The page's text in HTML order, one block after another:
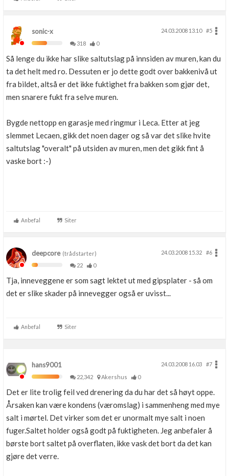
sonic-x 24.03.2008 13.10
#5
318
0
Så lenge du ikke har slike saltutslag på innsiden av muren, kan du
ta det helt med ro. Dessuten er jo dette godt over bakkenivå ut
fra bildet, altså er det ikke fuktighet fra bakken som gjør det,
men snarere fukt fra selve muren.
Bygde nettopp en garasje med ringmur i Leca. Etter at jeg
slemmet Lecaen, gikk det noen dager og så var det slike hvite
saltutslag "overalt" på utsiden av muren, men det gikk fint å
vaske bort :-)
Anbefal Siter
deepcore(trådstarter) 24.03.2008 15.32
#6
22
0
Tja, inneveggene er som sagt lektet ut med gipsplater - så om
det er slike skader på innevegger også er uvisst...
Anbefal Siter
hans9001 24.03.2008 16.03
#7
22,342
Akershus 0
Det er lite trolig feil ved drenering da du har det så høyt oppe.
Årsaken kan være kondens (væromslag) i sammenheng med mye
salt i mørtel. Det virker som det er unormalt mye salt i noen
fuger.Saltet holder også godt på fuktigheten. Jeg anbefaler å
børste bort saltet på overflaten, ikke vask det bort da det kan
gjøre det verre.